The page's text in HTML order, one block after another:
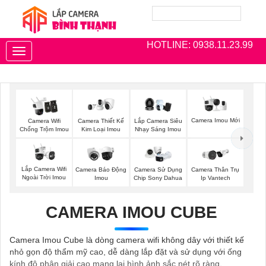
HOTLINE: 0938.11.23.99
Toggle
navigation
Camera Wifi
Chống Trộm Imou
Camera Thiết Kế
Kim Loại Imou
Lắp Camera Siêu
Nhạy Sáng Imou
Camera Imou Mới
Lắp Camera Wifi
Ngoài Trời Imou
Camera Báo Động
Imou
Camera Sử Dụng
Chip Sony Dahua
Camera Thân Trụ
Ip Vantech
CAMERA IMOU CUBE
Camera Imou Cube là dòng camera wifi không dây với thiết kế
nhỏ gọn độ thẩm mỹ cao, dễ dàng lắp đặt và sử dụng với ống
kính độ phân giải cao mang lại hình ảnh sắc nét rõ ràng.